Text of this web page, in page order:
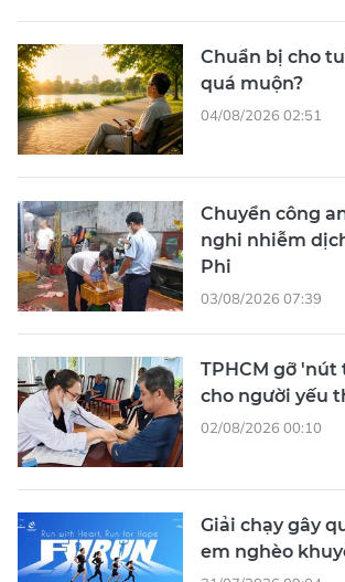
Chuẩn bị cho
quá muộn?
04/08/2026 02:51
Chuyển công
nghi nhiễm
Phi
03/08/2026 07:39
TPHCM gỡ 'nút
cho người yếu
02/08/2026 00:10
Giải chạy gây
em nghèo